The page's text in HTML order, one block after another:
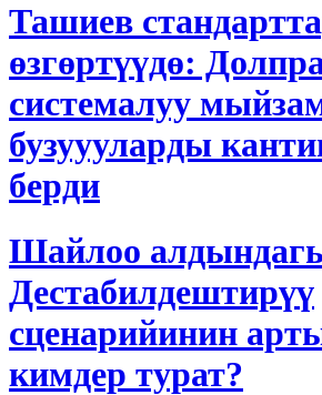
Ташиев
өзгөртүүдө:
системалуу
бузуууларды
берди
Шайлоо
Дестабилдештирүү
сценарийинин
кимдер турат?